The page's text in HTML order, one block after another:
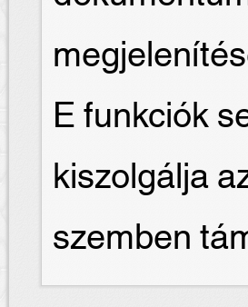
E funkciók
kiszolgálja
szemben